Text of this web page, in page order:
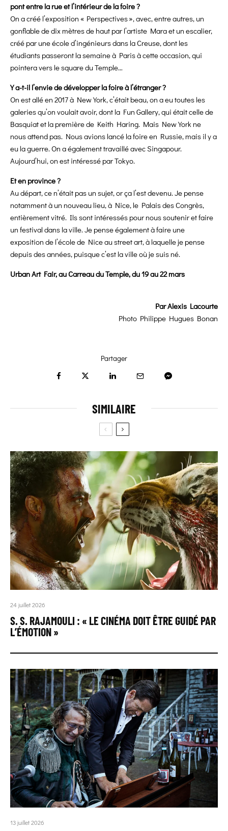
pont entre la rue et l’intérieur de la foire ?
On a créé l’exposition « Perspectives », avec, entre autres, un
gonflable de dix mètres de haut par l’artiste Mara et un escalier,
créé par une école d’ingénieurs dans la Creuse, dont les
étudiants passeront la semaine à Paris à cette occasion, qui
pointera vers le square du Temple…
Y a-t-il l’envie de développer la foire à l’étranger ?
On est allé en 2017 à New York, c’était beau, on a eu toutes les
galeries qu’on voulait avoir, dont la Fun Gallery, qui était celle de
Basquiat et la première de Keith Haring. Mais New York ne
nous attend pas. Nous avions lancé la foire en Russie, mais il y a
eu la guerre. On a également travaillé avec Singapour.
Aujourd’hui, on est intéressé par Tokyo.
Et en province ?
Au départ, ce n’était pas un sujet, or ça l’est devenu. Je pense
notamment à un nouveau lieu, à Nice, le Palais des Congrès,
entièrement vitré. Ils sont intéressés pour nous soutenir et faire
un festival dans la ville. Je pense également à faire une
exposition de l’école de Nice au street art, à laquelle je pense
depuis des années, puisque c’est la ville où je suis né.
Urban Art Fair, au Carreau du Temple, du 19 au 22 mars
Par Alexis Lacourte
Photo Philippe Hugues Bonan
Partager
SIMILAIRE
24 juillet 2026
S. S. RAJAMOULI : « LE CINÉMA DOIT ÊTRE GUIDÉ PAR
L’ÉMOTION »
13 juillet 2026